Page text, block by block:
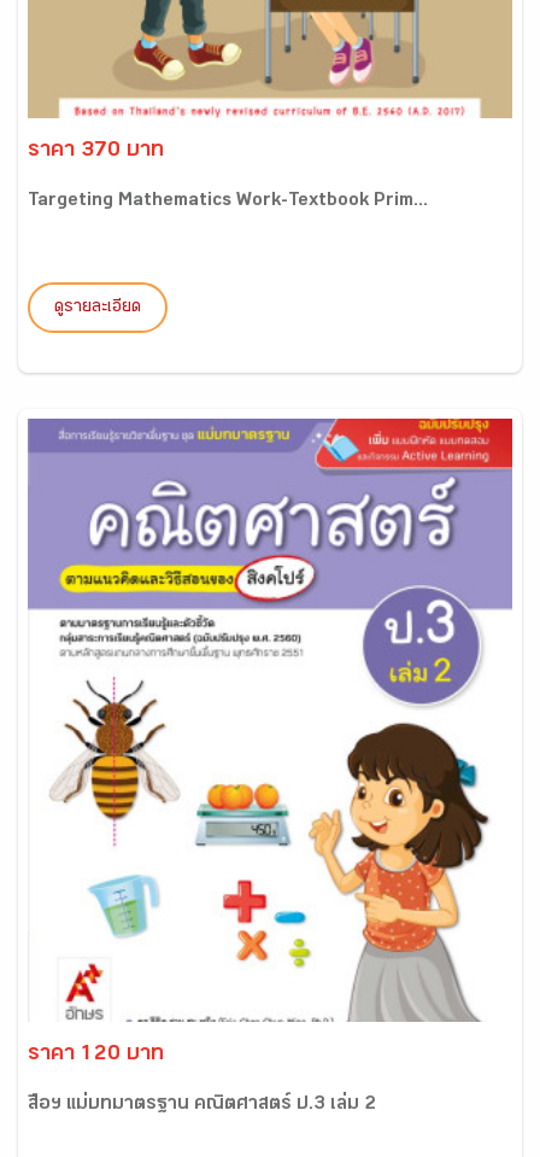
ราคา 370 บาท
Targeting Mathematics Work-Textbook Prim...
ดูรายละเอียด
ราคา 120 บาท
สื่อฯ แม่บทมาตรฐาน คณิตศาสตร์ ป.3 เล่ม 2